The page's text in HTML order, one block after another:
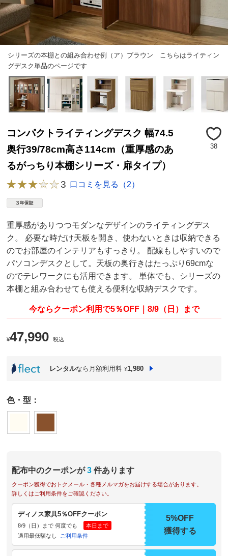
シリーズの本棚との組み合わせ例（ア）ブラウン こちらはライティン
グデスク単品のページです
コンパクトライティングデスク 幅74.5
奥行39/78cm高さ114cm（重厚感のあ
るがっちり本棚シリーズ・扉タイプ）
38
3 口コミを見る（2）
重厚感がありつつモダンなデザインのライティングデス
ク。 必要な時だけ天板を開き、使わないときは収納できる
のでお部屋のインテリアもすっきり。 配線もしやすいので
パソコンデスクとして。天板の奥行きはたっぷり69cmな
のでテレワークにも活用できます。 単体でも、シリーズの
本棚と組み合わせても使える便利な収納デスクです。
今ならクーポン利用で5％OFF｜8/9（日）まで
¥47,990 税込
レンタルなら月額利用料 ¥1,980
色・型：
配布中のクーポンが 3 件あります
クーポン獲得でおトクメール・各種メルマガをお届けする場合があります。
詳しくはご利用条件をご確認ください。
ディノス家具5％OFFクーポン
8/9（日）まで 何度でも
本日まで
適用最低額なし
ご利用条件
5%OFF
獲得する